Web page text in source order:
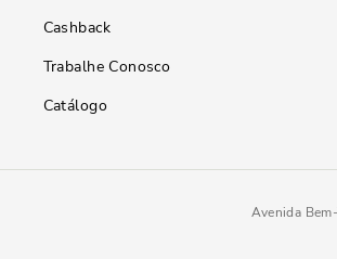
Cashback
Trabalhe Conosco
Catálogo
Avenida